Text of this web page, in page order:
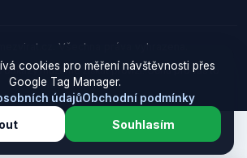
Všechna práva vyhrazena.
odkazy můžeme získat provizi. Cenu pro vás to
neovlivní.
cookies pro měření návštěvnosti přes
Google Tag Manager.
údajůObchodní podmínky
Souhlasím